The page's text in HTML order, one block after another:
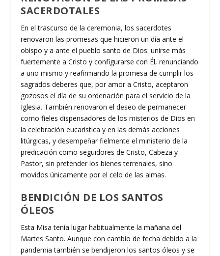
SACERDOTALES
En el trascurso de la ceremonia, los sacerdotes
renovaron las promesas que hicieron un día ante el
obispo y a ante el pueblo santo de Dios: unirse más
fuertemente a Cristo y configurarse con Él, renunciando
a uno mismo y reafirmando la promesa de cumplir los
sagrados deberes que, por amor a Cristo, aceptaron
gozosos el día de su ordenación para el servicio de la
Iglesia. También renovaron el deseo de permanecer
como fieles dispensadores de los misterios de Dios en
la celebración eucarística y en las demás acciones
litúrgicas, y desempeñar fielmente el ministerio de la
predicación como seguidores de Cristo, Cabeza y
Pastor, sin pretender los bienes terrenales, sino
movidos únicamente por el celo de las almas.
BENDICIÓN DE LOS SANTOS
ÓLEOS
Esta Misa tenía lugar habitualmente la mañana del
Martes Santo. Aunque con cambio de fecha debido a la
pandemia también se bendijeron los santos óleos y se